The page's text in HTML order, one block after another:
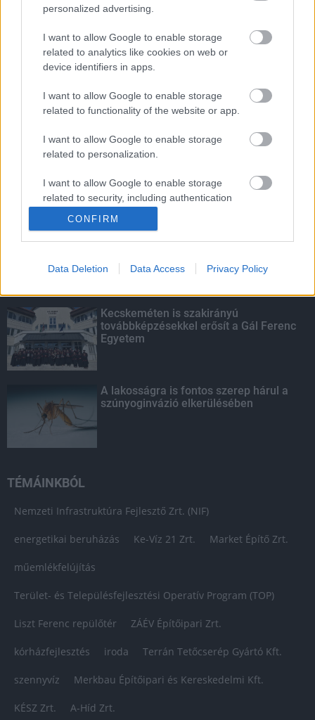
personalized advertising.
I want to allow Google to enable storage
related to analytics like cookies on web or
device identifiers in apps.
I want to allow Google to enable storage
related to functionality of the website or app.
I want to allow Google to enable storage
related to personalization.
I want to allow Google to enable storage
related to security, including authentication
CONFIRM
Data Deletion Data Access Privacy Policy
Fontos a postaládákba költöző
széncinegék védelme
Amire többmillióan vártunk: szombattól
másodfokúra csökken a riasztás
KIEMELT
Megérkezett az eső a Duna
Kecskeméten is szakirányú
továbbképzésekkel erősít a Gál Ferenc
Egyetem
A lakosságra is fontos szerep hárul a
szúnyoginvázió elkerülésében
TÉMÁINKBÓL
Nemzeti Infrastruktúra Fejlesztő Zrt. (NIF)
energetikai beruházás Ke-Víz 21 Zrt. Market Építő Zrt.
műemlékfelújítás
Terület- és Településfejlesztési Operatív Program (TOP)
Liszt Ferenc repülőtér ZÁÉV Építőipari Zrt.
kórházfejlesztés iroda Terrán Tetőcserép Gyártó Kft.
szennyvíz Merkbau Építőipari és Kereskedelmi Kft.
KÉSZ Zrt. A-Híd Zrt.